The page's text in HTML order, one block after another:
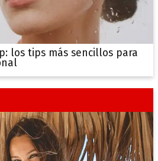
los tips más sencillos para